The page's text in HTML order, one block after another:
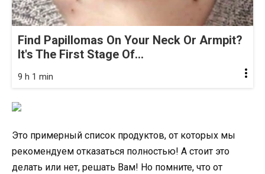
Find Papillomas On Your Neck Or Armpit?
It's The First Stage Of...
9 h 1 min
Это примерный список продуктов, от которых мы
рекомендуем отказаться полностью! А стоит это
делать или нет, решать Вам! Но помните, что от